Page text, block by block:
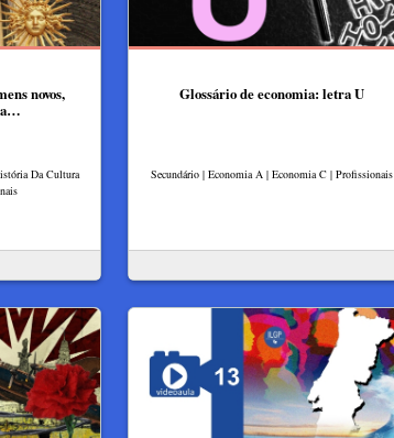
novos,
Da Cultura
Glossário de economia: letra U
Secundário | Economia A | Economia C | Profissionais